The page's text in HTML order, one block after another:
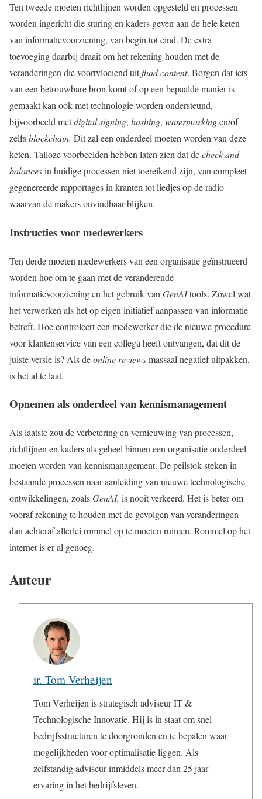
Ten tweede moeten richtlijnen worden opgesteld en processen
worden ingericht die sturing en kaders geven aan de hele keten
van informatievoorziening, van begin tot eind. De extra
toevoeging daarbij draait om het rekening houden met de
veranderingen die voortvloeiend uitfluid content. Borgen dat iets
van een betrouwbare bron komt of op een bepaalde manier is
gemaakt kan ook met technologie worden ondersteund,
bijvoorbeeld metdigital signing, hashing, watermarkingen/of
zelfsblockchain. Dit zal een onderdeel moeten worden van deze
keten. Talloze voorbeelden hebben laten zien dat decheck and
balancesin huidige processen niet toereikend zijn, van compleet
gegenereerde rapportages in kranten tot liedjes op de radio
waarvan de makers onvindbaar blijken.
Instructies voor medewerkers
Ten derde moeten medewerkers van een organisatie geïnstrueerd
worden hoe om te gaan met de veranderende
informatievoorziening en het gebruik van GenAItools. Zowel wat
het verwerken als het op eigen initiatief aanpassen van informatie
betreft. Hoe controleert een medewerker die de nieuwe procedure
voor klantenservice van een collega heeft ontvangen, dat dit de
juiste versie is? Als deonline reviewsmassaal negatief uitpakken,
is het al te laat.
Opnemen als onderdeel van kennismanagement
Als laatste zou de verbetering en vernieuwing van processen,
richtlijnen en kaders als geheel binnen een organisatie onderdeel
moeten worden van kennismanagement. De peilstok steken in
bestaande processen naar aanleiding van nieuwe technologische
ontwikkelingen, zoalsGenAI, is nooit verkeerd. Het is beter om
vooraf rekening te houden met de gevolgen van veranderingen
dan achteraf allerlei rommel op te moeten ruimen. Rommel op het
internet is er al genoeg.
Auteur
ir. Tom Verheijen
Tom Verheijen is strategisch adviseur IT &
Technologische Innovatie. Hij is in staat om snel
bedrijfsstructuren te doorgronden en te bepalen waar
mogelijkheden voor optimalisatie liggen. Als
zelfstandig adviseur inmiddels meer dan 25 jaar
ervaring in het bedrijfsleven.